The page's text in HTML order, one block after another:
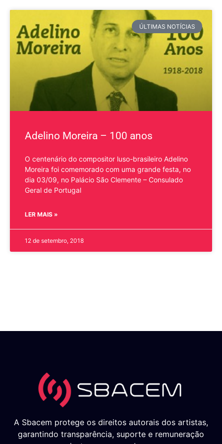
ÚLTIMAS NOTÍCIAS
Adelino Moreira – 100 anos
O centenário do compositor luso-brasileiro Adelino
Moreira foi comemorado com uma grande festa, no
dia 03/09, no Palácio São Clemente – Consulado
Geral de Portugal
LER MAIS »
12 de setembro, 2018
A Sbacem protege os direitos autorais dos artistas,
garantindo transparência, suporte e remuneração